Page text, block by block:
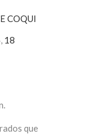
COQUI
18
que